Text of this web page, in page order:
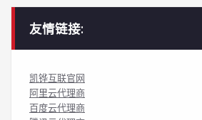
友情链接:
凯铧互联官网
阿里云代理商
百度云代理商